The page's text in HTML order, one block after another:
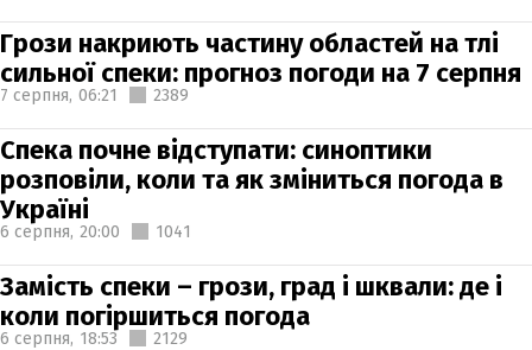
Грози накриють частину областей на тлі
сильної спеки: прогноз погоди на 7 серпня
7 серпня, 06:21 2389
Спека почне відступати: синоптики
розповіли, коли та як зміниться погода в
Україні
6 серпня, 20:00 1041
Замість спеки – грози, град і шквали: де і
коли погіршиться погода
6 серпня, 18:53 2129